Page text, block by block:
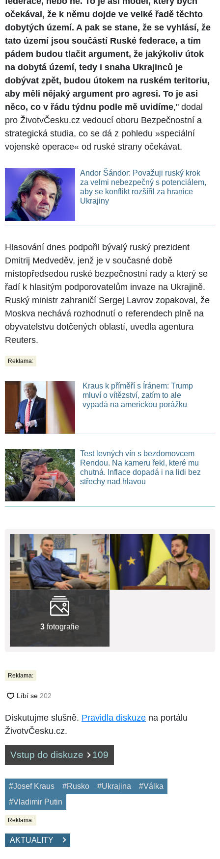
očekával, že k němu dojde ve velké řadě těchto
dobytých území. A pak se stane, že se vyhlásí, že
tato území jsou součástí Ruské federace, a tím
pádem budou tlačit argument, že jakýkoliv útok
na dobytá území, tedy i snaha Ukrajinců je
dobývat zpět, budou útokem na ruském teritoriu,
aby měli nějaký argument pro agresi. To je asi
něco, co v řádu týdnu podle mě uvidíme," dodal
pro ŽivotvČesku.cz vedoucí oboru Bezpečnostní a
strategická studia, co se dá z pohledu »speciální
vojenské operace« od ruské strany očekávat.
Andor Šándor: Považuji ruský krok
za velmi nebezpečný s potenciálem,
aby se konflikt rozšířil za hranice
Ukrajiny
Hlasování dnes podpořil bývalý ruský prezident
Dmitrij Medveděv, jenž je v současné době
místopředsedou ruské bezpečnostní rady a který se
řadí k hlasitým podporovatelům invaze na Ukrajině.
Ruský ministr zahraničí Sergej Lavrov zopakoval, že
Moskva nechává rozhodnutí o referendech plně na
obyvatelstvu dotčených oblastí, uvedla agentura
Reuters.
Reklama:
Kraus k příměří s Íránem: Trump
mluví o vítězství, zatím to ale
vypadá na americkou porážku
Test levných vín s bezdomovcem
Rendou. Na kameru řekl, které mu
chutná. Inflace dopadá i na lidi bez
střechy nad hlavou
3 fotografie
Reklama:
Diskutujme slušně. Pravidla diskuze na portálu
ŽivotvČesku.cz.
Vstup do diskuze 109
#Josef Kraus #Rusko #Ukrajina
#Válka
#Vladimir Putin
Reklama:
AKTUALITY